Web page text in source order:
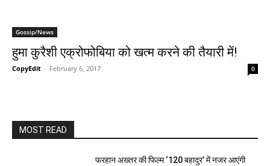
Gossip/News
हुमा कुरैशी एक्रोफोबिया को खत्‍म करने की तैयारी में!
CopyEdit - February 6, 2017 0
MOST READ
फरहान अख्तर की फिल्म ‘120 बहादुर’ में नजर आएंगी